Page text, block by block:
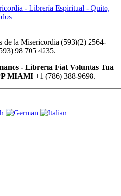
(593)(2) 2564-
98 705 4235.
MIAMI +1 (786) 388-9698.